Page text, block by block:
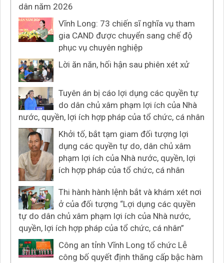
dân năm 2026
Vĩnh Long: 73 chiến sĩ nghĩa vụ tham
gia CAND được chuyển sang chế độ
phục vụ chuyên nghiệp
Lời ăn năn, hối hận sau phiên xét xử
Tuyên án bị cáo lợi dụng các quyền tự
do dân chủ xâm phạm lợi ích của Nhà
nước, quyền, lợi ích hợp pháp của tổ chức, cá nhân
Khởi tố, bắt tạm giam đối tượng lợi
dụng các quyền tự do, dân chủ xâm
phạm lợi ích của Nhà nước, quyền, lợi
ích hợp pháp của tổ chức, cá nhân
Thi hành hành lệnh bắt và khám xét nơi
ở của đối tượng “Lợi dụng các quyền
tự do dân chủ xâm phạm lợi ích của Nhà nước,
quyền, lợi ích hợp pháp của tổ chức, cá nhân”
Công an tỉnh Vĩnh Long tổ chức Lễ
công bố quyết định thăng cấp bậc hàm